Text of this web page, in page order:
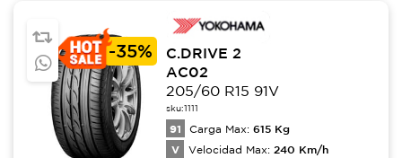
-35%
C.DRIVE 2
AC02
205/60 R15 91V
sku:1111
91 Carga Max: 615 Kg
V Velocidad Max: 240 Km/h